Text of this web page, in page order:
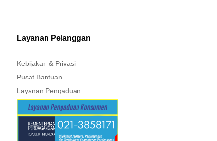
Layanan Pelanggan
Kebijakan & Privasi
Pusat Bantuan
Layanan Pengaduan